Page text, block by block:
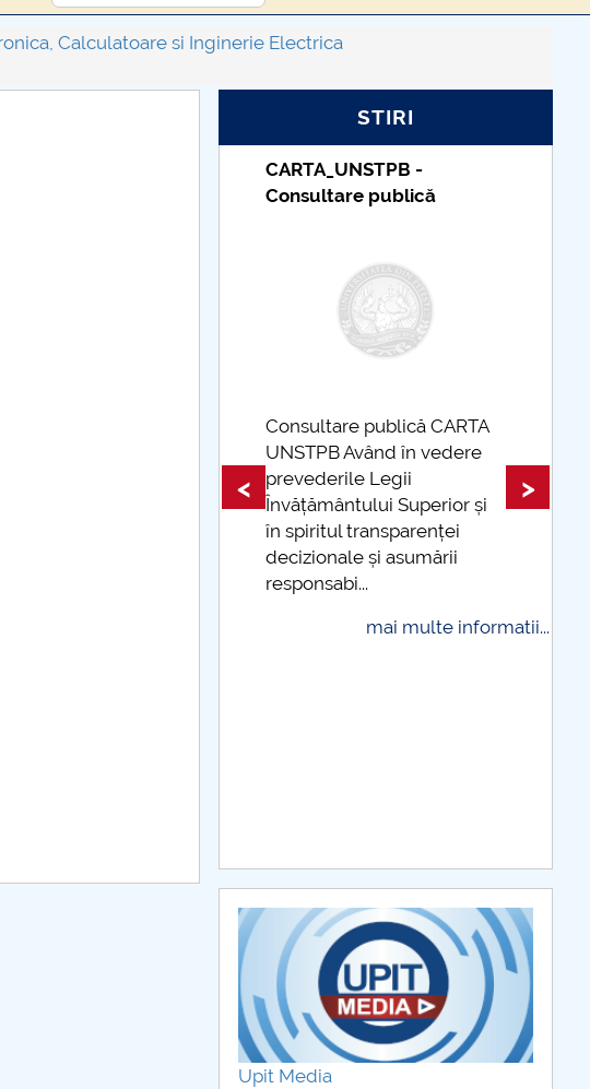
Calculatoare si Inginerie Electrica
STIRI
Taxe de școlarizare
indexate – Centrul
Taxe de școlarizare
indexate Taxele se pot plăti
și cu cardul
mai multe informatii...
< >
Upit Media